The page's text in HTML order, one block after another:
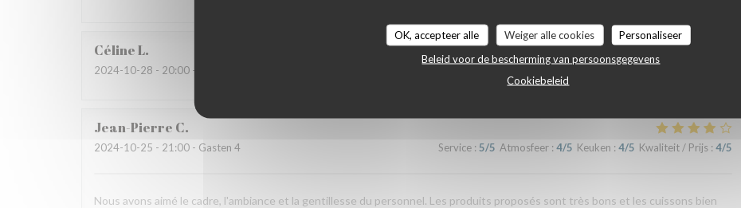
OK, accepteer alle Weiger alle cookies
Personaliseer
Beleid voor de bescherming van persoonsgegevens
Cookiebeleid
CélineL
2024-10-28 - 20:00 - Gasten 4
Jean-Pierre C
2024-10-25 - 21:00 - Gasten 4 Service: 5/5 Atmosfeer: 4/5 Keuken : 4/5 Kwaliteit / Prijs: 4/5
Nous avons aimé le cadre, l'ambiance et la gentillesse du personnel. Les produits proposés sont très bons et les cuissons bien